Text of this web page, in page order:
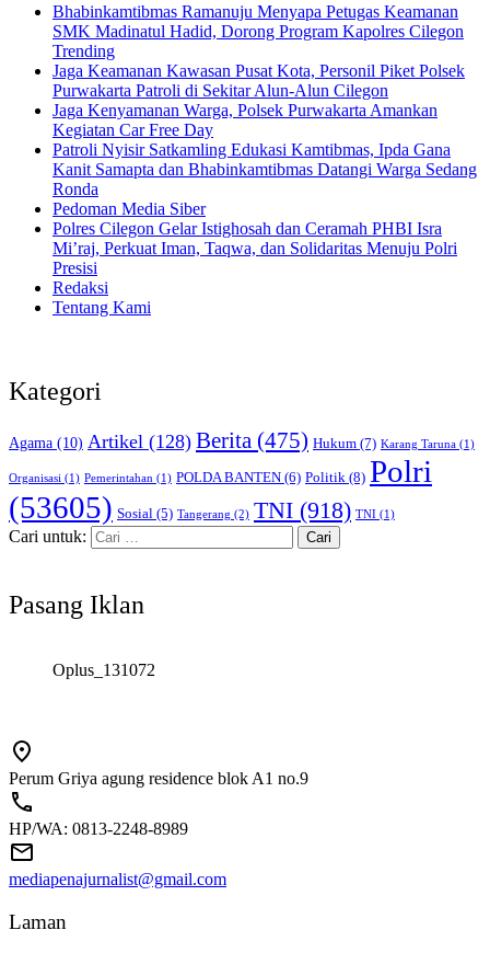
Bhabinkamtibmas Ramanuju Menyapa Petugas Keamanan
SMK Madinatul Hadid, Dorong Program Kapolres Cilegon
Trending
Jaga Keamanan Kawasan Pusat Kota, Personil Piket Polsek
Purwakarta Patroli di Sekitar Alun-Alun Cilegon
Jaga Kenyamanan Warga, Polsek Purwakarta Amankan
Kegiatan Car Free Day
Patroli Nyisir Satkamling Edukasi Kamtibmas, Ipda Gana
Kanit Samapta dan Bhabinkamtibmas Datangi Warga Sedang
Ronda
Pedoman Media Siber
Polres Cilegon Gelar Istighosah dan Ceramah PHBI Isra
Mi’raj, Perkuat Iman, Taqwa, dan Solidaritas Menuju Polri
Presisi
Redaksi
Tentang Kami
Kategori
Agama (10) Artikel (128) Berita (475) Hukum (7) Karang Taruna (1)
Organisasi (1) Pemerintahan (1) POLDA BANTEN (6) Politik (8) Polri
(53605) Sosial (5) Tangerang (2) TNI (918) TNI (1)
Cari untuk:
Pasang Iklan
Oplus_131072
Perum Griya agung residence blok A1 no.9
HP/WA: 0813-2248-8989
mediapenajurnalist@gmail.com
Laman